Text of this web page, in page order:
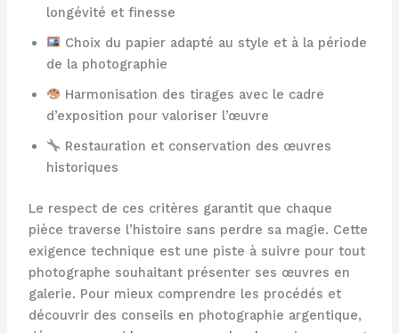
longévité et finesse
Choix du papier adapté au style et à la période
de la photographie
Harmonisation des tirages avec le cadre
d’exposition pour valoriser l’œuvre
Restauration et conservation des œuvres
historiques
Le respect de ces critères garantit que chaque
pièce traverse l’histoire sans perdre sa magie. Cette
exigence technique est une piste à suivre pour tout
photographe souhaitant présenter ses œuvres en
galerie. Pour mieux comprendre les procédés et
découvrir des conseils en photographie argentique,